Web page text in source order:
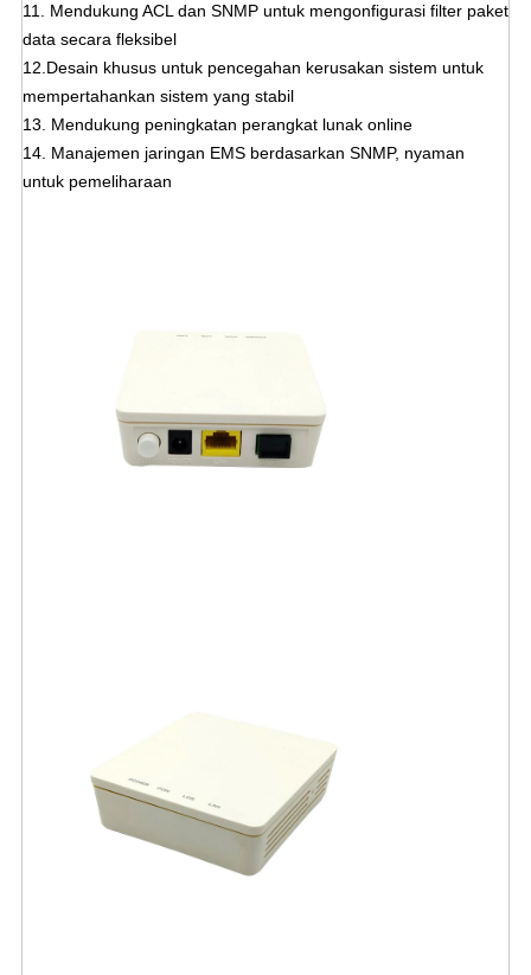
11. Mendukung ACL dan SNMP untuk mengonfigurasi filter paket
data secara fleksibel
12.Desain khusus untuk pencegahan kerusakan sistem untuk
mempertahankan sistem yang stabil
13. Mendukung peningkatan perangkat lunak online
14. Manajemen jaringan EMS berdasarkan SNMP, nyaman
untuk pemeliharaan